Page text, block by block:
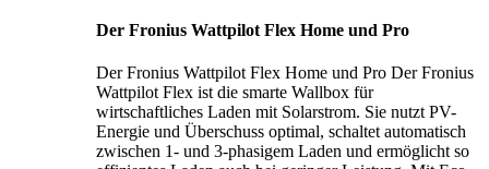
Der Fronius Wattpilot Flex Home und Pro
Der Fronius Wattpilot Flex Home und Pro Der Fronius
Wattpilot Flex ist die smarte Wallbox für
wirtschaftliches Laden mit Solarstrom. Sie nutzt PV-
Energie und Überschuss optimal, schaltet automatisch
zwischen 1- und 3-phasigem Laden und ermöglicht so